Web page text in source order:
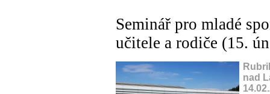
Seminář pro mladé
učitele a rodiče (15.
nad